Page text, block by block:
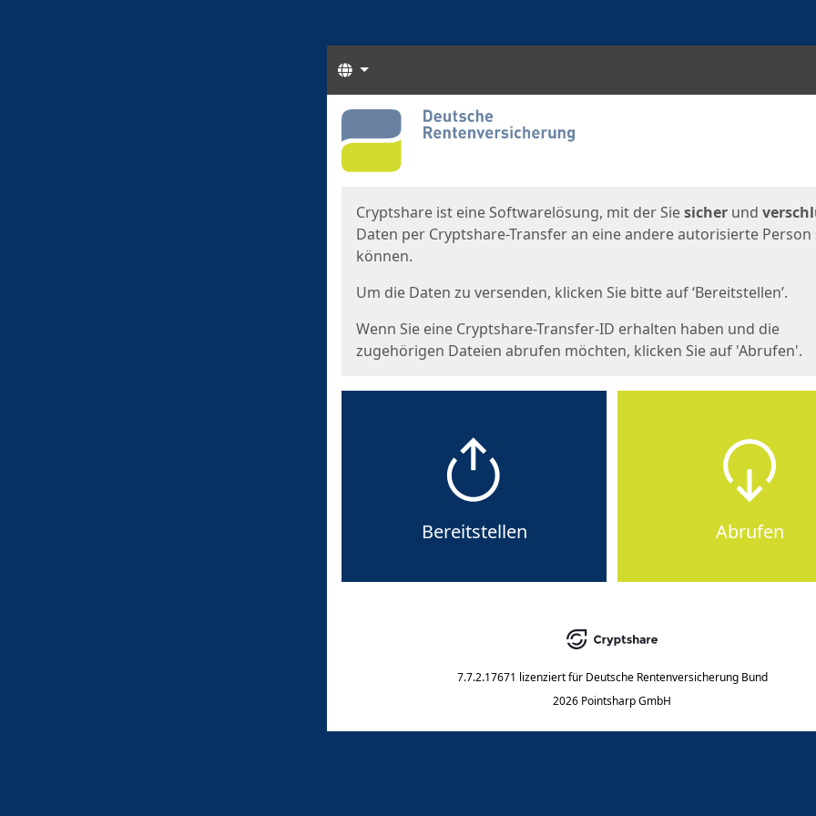
Sprachen
Start
Cryptshare ist eine Softwarelösung, mit der Siesicher und
Daten per Cryptshare-Transfer an eine andere autorisierte Person
können.
Um die Daten zu versenden, klicken Sie bitte auf ‘Bereitstellen’.
Wenn Sie eine Cryptshare-Transfer-ID erhalten haben und die
zugehörigen Dateien abrufen möchten, klicken Sie auf 'Abrufen'.
Bereitstellen Abrufen
7.7.2.17671 lizenziert für Deutsche Rentenversicherung Bund
2026 Pointsharp GmbH